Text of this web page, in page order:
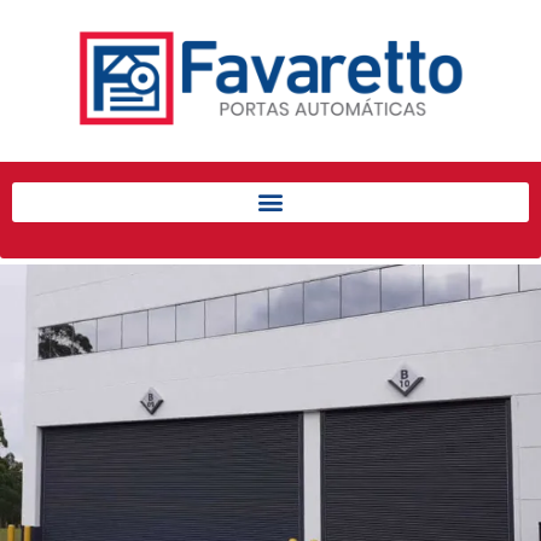
Início
Produtos
Porta de Enrolar Automática
Automatizadores
Acessórios Para Portas de
Enrolar
Pintura eletrostática
Portfólio
Contato